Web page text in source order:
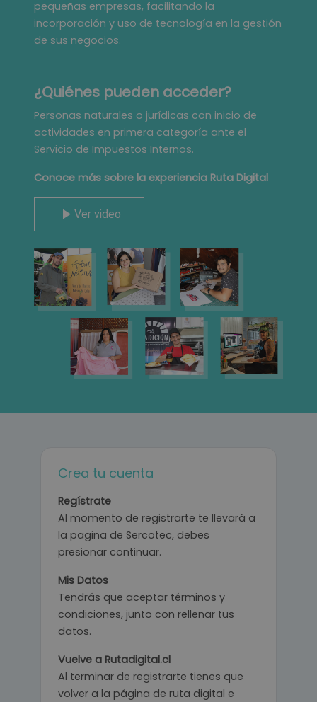
pequeñas empresas, facilitando la
incorporación y uso de tecnología en la gestión
de sus negocios.
¿Quiénes pueden acceder?
Personas naturales o jurídicas con inicio de
actividades en primera categoría ante el
Servicio de Impuestos Internos.
Conoce más sobre la experiencia Ruta Digital
Ver video
Crea tu cuenta
Regístrate
Al momento de registrarte te llevará a
la pagina de Sercotec, debes
presionar continuar.
Mis Datos
Tendrás que aceptar términos y
condiciones, junto con rellenar tus
datos.
Vuelve a Rutadigital.cl
Al terminar de registrarte tienes que
volver a la página de ruta digital e